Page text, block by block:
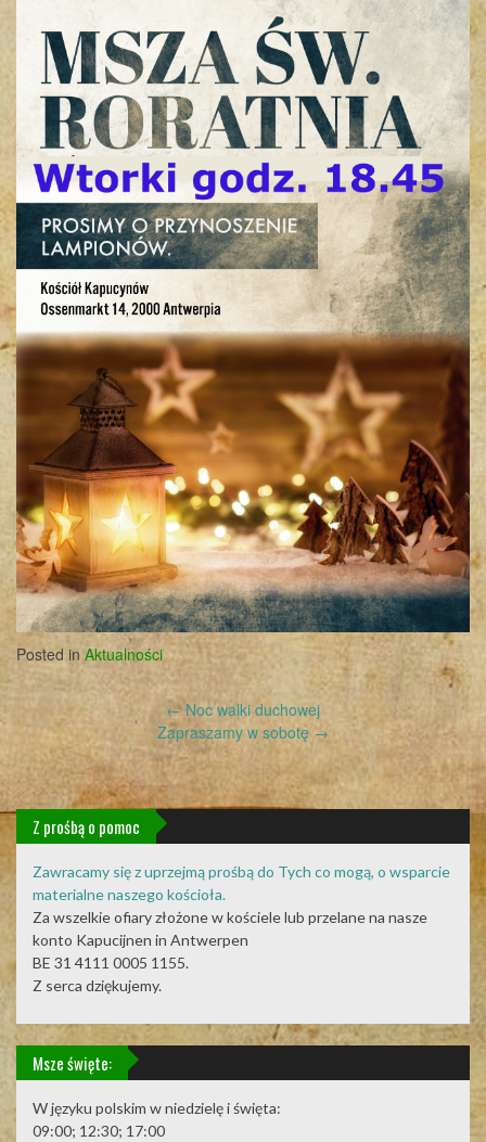
Posted in Aktualności
Post
navigation
←Noc walki duchowej
Zapraszamy w sobotę →
Z prośbą o pomoc
Zawracamy się z uprzejmą prośbą do Tych co mogą, o wsparcie
materialne naszego kościoła.
Za wszelkie ofiary złożone w kościele lub przelane na nasze
konto Kapucijnen in Antwerpen
BE 31 4111 0005 1155.
Z serca dziękujemy.
Msze święte:
W języku polskim w niedzielę i święta:
09:00; 12:30; 17:00